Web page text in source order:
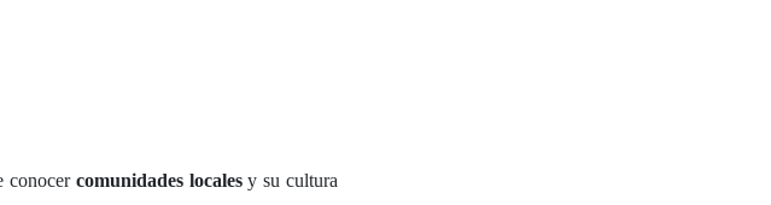
conocer comunidades localesy su cultura